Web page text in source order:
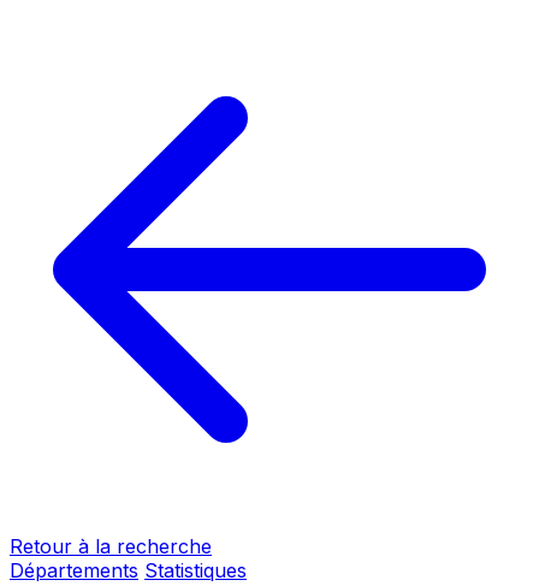
Retour à la recherche
Départements Statistiques